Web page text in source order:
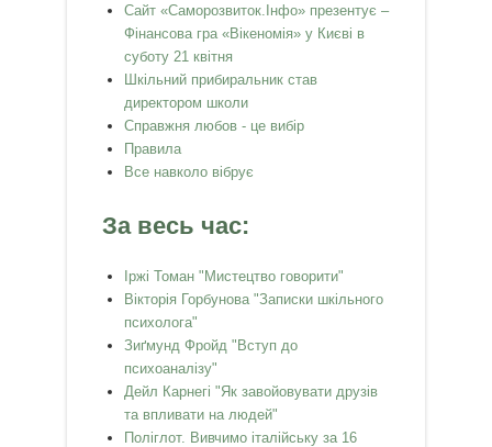
Сайт «Саморозвиток.Інфо» презентує –
Фінансова гра «Вікеномія» у Києві в
суботу 21 квітня
Шкільний прибиральник став
директором школи
Справжня любов - це вибір
Правила
Все навколо вібрує
За весь час:
Іржі Томан "Мистецтво говорити"
Вікторія Горбунова "Записки шкільного
психолога"
Зиґмунд Фройд "Вступ до
психоаналізу"
Дейл Карнегі "Як завойовувати друзів
та впливати на людей"
Поліглот. Вивчимо італійську за 16